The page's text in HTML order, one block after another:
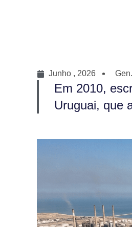
Junho , 2026
Em 2010,
Uruguai, que